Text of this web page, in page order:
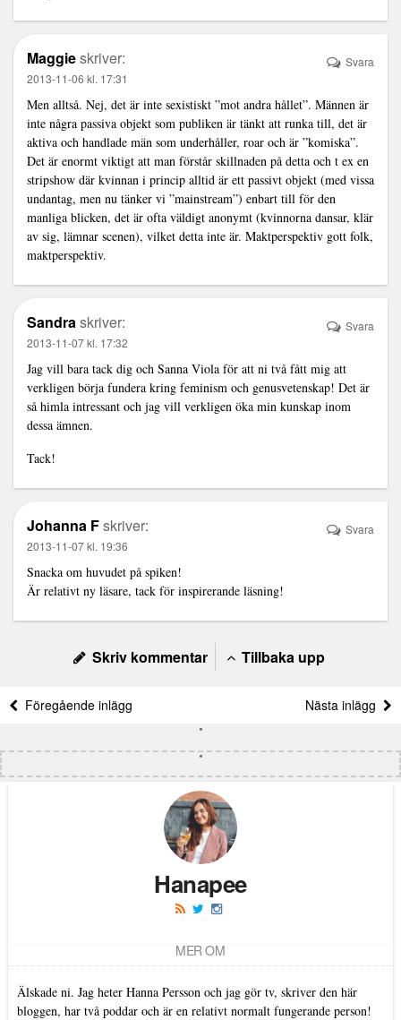
Maggieskriver:
2013-11-06 kl. 17:31
Men alltså. Nej, det är inte sexistiskt ”mot andra hållet”. Männen är
inte några passiva objekt som publiken är tänkt att runka till, det är
aktiva och handlade män som underhåller, roar och är ”komiska”.
Det är enormt viktigt att man förstår skillnaden på detta och t ex en
stripshow där kvinnan i princip alltid är ett passivt objekt (med vissa
undantag, men nu tänker vi ”mainstream”) enbart till för den
manliga blicken, det är ofta väldigt anonymt (kvinnorna dansar, klär
av sig, lämnar scenen), vilket detta inte är. Maktperspektiv gott folk,
maktperspektiv.
Svara
Sandraskriver:
2013-11-07 kl. 17:32
Jag vill bara tack dig och Sanna Viola för att ni två fått mig att
verkligen börja fundera kring feminism och genusvetenskap! Det är
så himla intressant och jag vill verkligen öka min kunskap inom
dessa ämnen.
Tack!
Svara
Johanna Fskriver:
2013-11-07 kl. 19:36
Snacka om huvudet på spiken!
Är relativt ny läsare, tack för inspirerande läsning!
Svara
Skriv kommentar Tillbaka upp
Föregående inlägg Nästa inlägg
Hanapee
MER OM
Älskade ni. Jag heter Hanna Persson och jag gör tv, skriver den här
bloggen, har två poddar och är en relativt normalt fungerande person!